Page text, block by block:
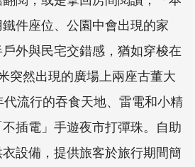
件座位、公園中會出現的家
外與民宅交錯感，猶如穿梭在
突然出現的廣場上兩座古董大
流行的吞食天地、雷電和小精
插電」手遊夜市打彈珠。自助
設備，提供旅客於旅行期間簡